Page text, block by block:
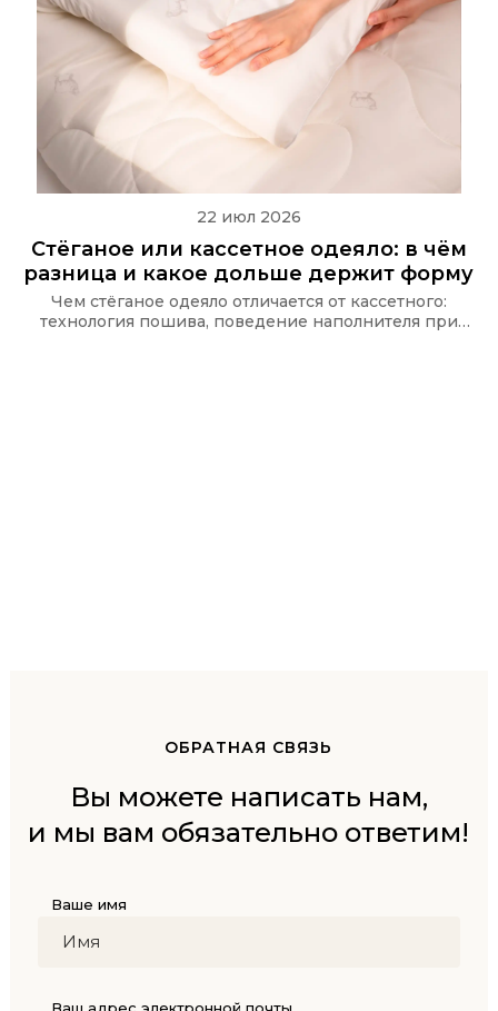
22 июл 2026
Стёганое или кассетное одеяло: в чём
разница и какое дольше держит форму
Чем стёганое одеяло отличается от кассетного:
технология пошива, поведение наполнителя при
ОБРАТНАЯ СВЯЗЬ
Вы можете написать нам,
и мы вам обязательно ответим!
Ваше имя
Ваш адрес электронной почты